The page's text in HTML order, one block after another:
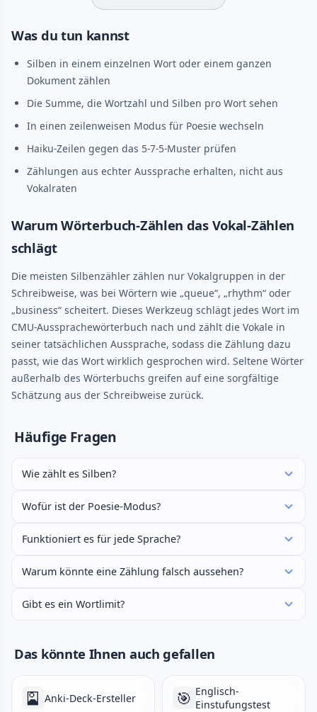
Was du tun kannst
Silben in einem einzelnen Wort oder einem ganzen
Dokument zählen
Die Summe, die Wortzahl und Silben pro Wort sehen
In einen zeilenweisen Modus für Poesie wechseln
Haiku-Zeilen gegen das 5-7-5-Muster prüfen
Zählungen aus echter Aussprache erhalten, nicht aus
Vokalraten
Warum Wörterbuch-Zählen das Vokal-Zählen
schlägt
Die meisten Silbenzähler zählen nur Vokalgruppen in der
Schreibweise, was bei Wörtern wie „queue“, „rhythm“ oder
„business“ scheitert. Dieses Werkzeug schlägt jedes Wort im
CMU-Aussprachewörterbuch nach und zählt die Vokale in
seiner tatsächlichen Aussprache, sodass die Zählung dazu
passt, wie das Wort wirklich gesprochen wird. Seltene Wörter
außerhalb des Wörterbuchs greifen auf eine sorgfältige
Schätzung aus der Schreibweise zurück.
Häufige Fragen
Wie zählt es Silben?
Wofür ist der Poesie-Modus?
Funktioniert es für jede Sprache?
Warum könnte eine Zählung falsch aussehen?
Gibt es ein Wortlimit?
Das könnte Ihnen auch gefallen
🎴 Anki-Deck-Ersteller 🎯 Englisch-
Einstufungstest